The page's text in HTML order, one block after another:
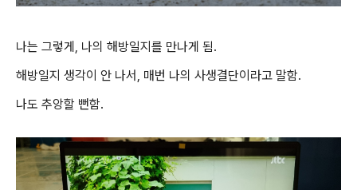
나는 그렇게, 나의 해방일지를 만나게 됨.
해방일지 생각이 안 나서, 매번 나의 사생결단이라고 말함.
나도 추앙할 뻔함.